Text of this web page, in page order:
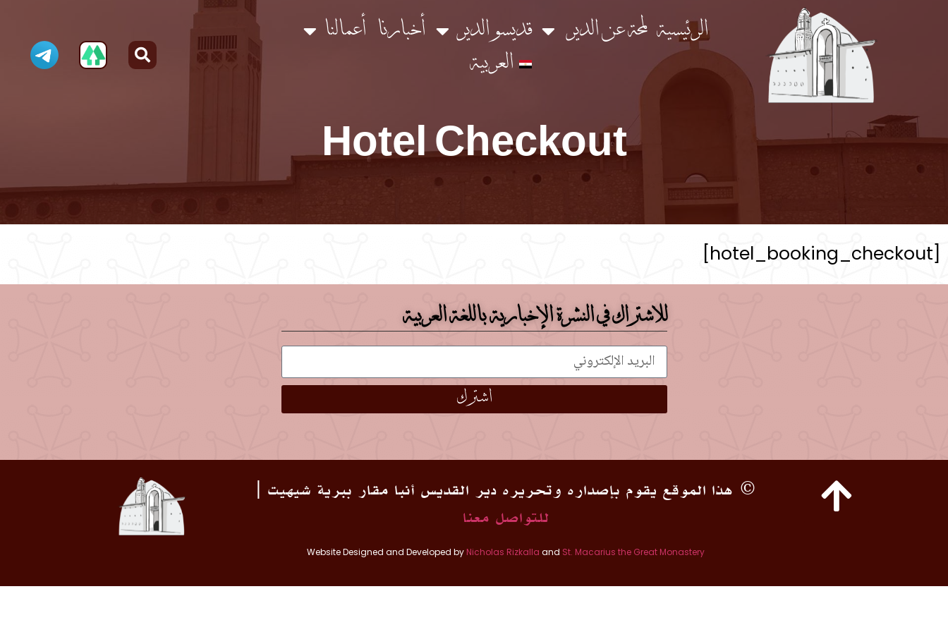
الرئيسية لمحة عن الدير قديسو الدير أخبارنا
أعمالنا
العربية
Hotel Checkout
للاشتراك في النشرة الإخبارية باللغة العربية
اشترك
© هذا الموقع يقوم بإصداره وتحريره دير القديس أنبا مقار ببرية شيهيت |
للتواصل معنا
Website Designed and Developed by Nicholas Rizkalla and St. Macarius the Great Monastery